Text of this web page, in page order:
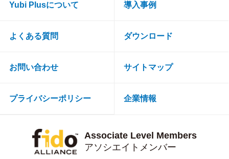
Yubi Plusについて 導入事例
よくある質問 ダウンロード
お問い合わせ サイトマップ
プライバシーポリシー 企業情報
Associate Level Members
アソシエイトメンバー